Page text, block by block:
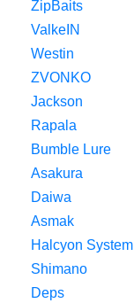
ZipBaits
ValkeIN
Westin
ZVONKO
Jackson
Rapala
Bumble Lure
Asakura
Daiwa
Asmak
Halcyon System
Shimano
Deps